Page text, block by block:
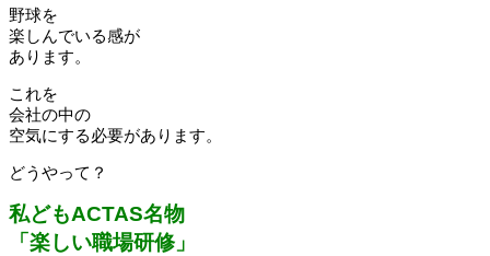
野球を
楽しんでいる感が
あります。
これを
会社の中の
空気にする必要があります。
どうやって？
私どもACTAS名物
「楽しい職場研修」